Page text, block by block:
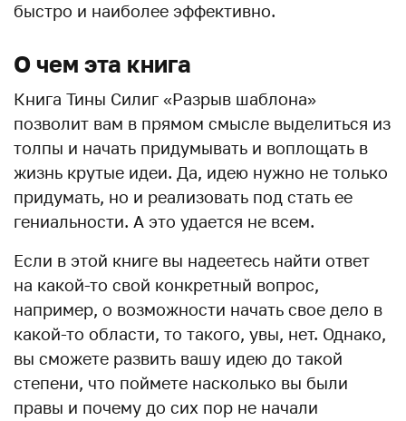
быстро и наиболее эффективно.
О чем эта книга
Книга Тины Силиг «Разрыв шаблона»
позволит вам в прямом смысле выделиться из
толпы и начать придумывать и воплощать в
жизнь крутые идеи. Да, идею нужно не только
придумать, но и реализовать под стать ее
гениальности. А это удается не всем.
Если в этой книге вы надеетесь найти ответ
на какой-то свой конкретный вопрос,
например, о возможности начать свое дело в
какой-то области, то такого, увы, нет. Однако,
вы сможете развить вашу идею до такой
степени, что поймете насколько вы были
правы и почему до сих пор не начали